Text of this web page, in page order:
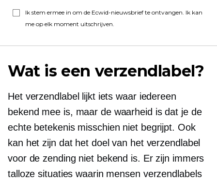
Ik stem ermee in om de Ecwid-nieuwsbrief te ontvangen. Ik kan
me op elk moment uitschrijven.
Wat is een verzendlabel?
Het verzendlabel lijkt iets waar iedereen
bekend mee is, maar de waarheid is dat je de
echte betekenis misschien niet begrijpt. Ook
kan het zijn dat het doel van het verzendlabel
voor de zending niet bekend is. Er zijn immers
talloze situaties waarin mensen verzendlabels